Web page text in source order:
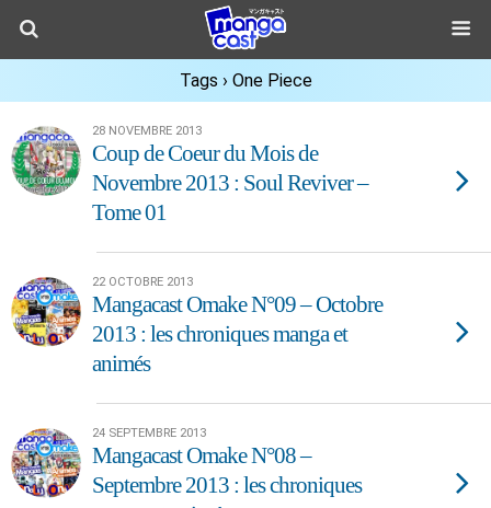
Tags › One Piece
28 NOVEMBRE 2013
Coup de Coeur du Mois de
Novembre 2013 : Soul Reviver –
Tome 01
22 OCTOBRE 2013
Mangacast Omake N°09 – Octobre
2013 : les chroniques manga et
animés
24 SEPTEMBRE 2013
Mangacast Omake N°08 –
Septembre 2013 : les chroniques